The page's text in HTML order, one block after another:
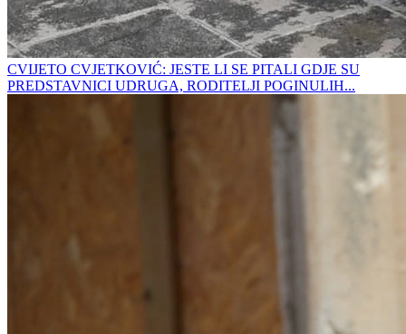
CVIJETO CVJETKOVIĆ: JESTE LI SE PITALI GDJE SU
PREDSTAVNICI UDRUGA, RODITELJI POGINULIH...